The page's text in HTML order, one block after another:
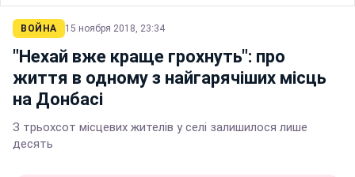
ВОЙНА 15 ноября 2018, 23:34
"Нехай вже краще грохнуть": про
життя в одному з найгарячіших місць
на Донбасі
З трьохсот місцевих жителів у селі залишилося лише
десять